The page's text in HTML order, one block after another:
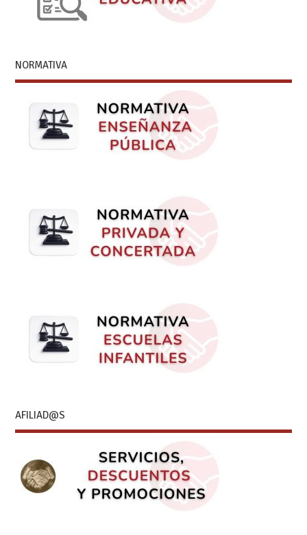
NORMATIVA
AFILIAD@S